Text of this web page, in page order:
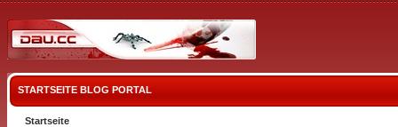
STARTSEITE BLOG PORTAL
Startseite